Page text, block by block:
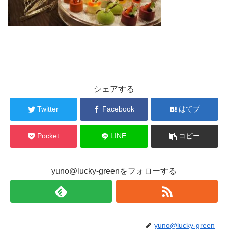
シェアする
Twitter Facebook はてブ
Pocket LINE コピー
yuno@lucky-greenをフォローする
yuno@lucky-green